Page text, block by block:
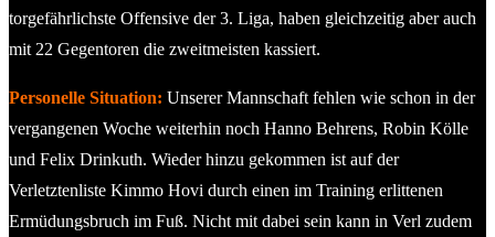
torgefährlichste Offensive der 3. Liga, haben gleichzeitig aber auch
mit 22 Gegentoren die zweitmeisten kassiert.
Personelle Situation: Unserer Mannschaft fehlen wie schon in der
vergangenen Woche weiterhin noch Hanno Behrens, Robin Kölle
und Felix Drinkuth. Wieder hinzu gekommen ist auf der
Verletztenliste Kimmo Hovi durch einen im Training erlittenen
Ermüdungsbruch im Fuß. Nicht mit dabei sein kann in Verl zudem